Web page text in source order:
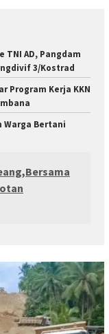
AD, Pangdam
3/Kostrad
Program Kerja KKN
Warga Bertani